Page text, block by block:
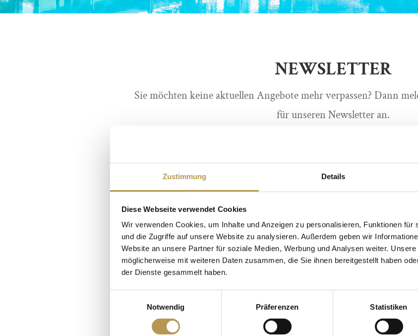
Zustimmung Details
Diese Webseite verwendet Cookies
Wir verwenden Cookies, um Inhalte und Anzeigen zu personalisieren, Funktionen für
und die Zugriffe auf unsere Website zu analysieren. Außerdem geben wir
Website an unsere Partner für soziale Medien, Werbung und Analysen weiter.
möglicherweise mit weiteren Daten zusammen, die Sie ihnen bereitgestellt haben
der Dienste gesammelt haben.
Notwendig
Präferenzen Statistiken
NEWSLETTER
Sie möchten keine aktuellen Angebote mehr verpassen? Dann
für unseren Newsletter an.
✓ Monatliche Sonderangebote der Privathotels Dr. Lohbeck
Abonnenten
✓ Attraktive Rabatte, Vergünstigungen und
✓ Buchen mit Bestpreis-Garantie und sofortiger
✓ Gästemagazin „Erlebte Momente“ gratis
✓ 100% kostenlos und jederzeit wieder